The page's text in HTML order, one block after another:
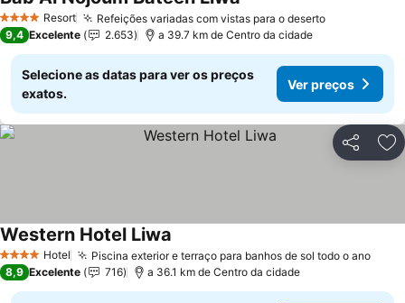
4 EstrelasResort Refeições variadas com vistas para o desertoVer preços
9,4 Excelente 2.653 a 39.7 km de Centro da cidade
Selecione as datas para ver os preços
exatos.
Ver preços
Partilhar
4 EstrelasHotel Piscina exterior e terraço para banhos de sol todo o anoVer
Western Hotel Liwa
8,9 Excelente 716 a 36.1 km de Centro da cidade